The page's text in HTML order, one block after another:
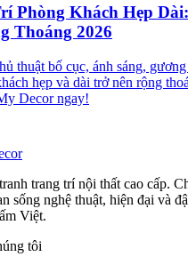
Phòng Khách Hẹp
Thoáng 2026
thuật bố cục, ánh sáng,
hẹp và dài trở nên rộng
Decor ngay!
trang trí nội thất cao cấp.
sống nghệ thuật, hiện đại và
Việt.
tôi